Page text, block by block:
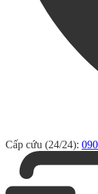
Cấp cứu (24/24):